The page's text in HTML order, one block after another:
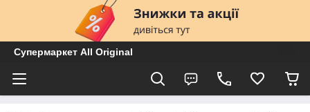
Супермаркет All Original